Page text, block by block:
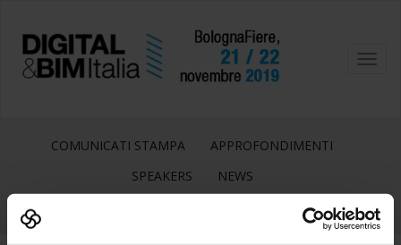
COMUNICATI STAMPA
APPROFONDIMENTI
SPEAKERS
NEWS